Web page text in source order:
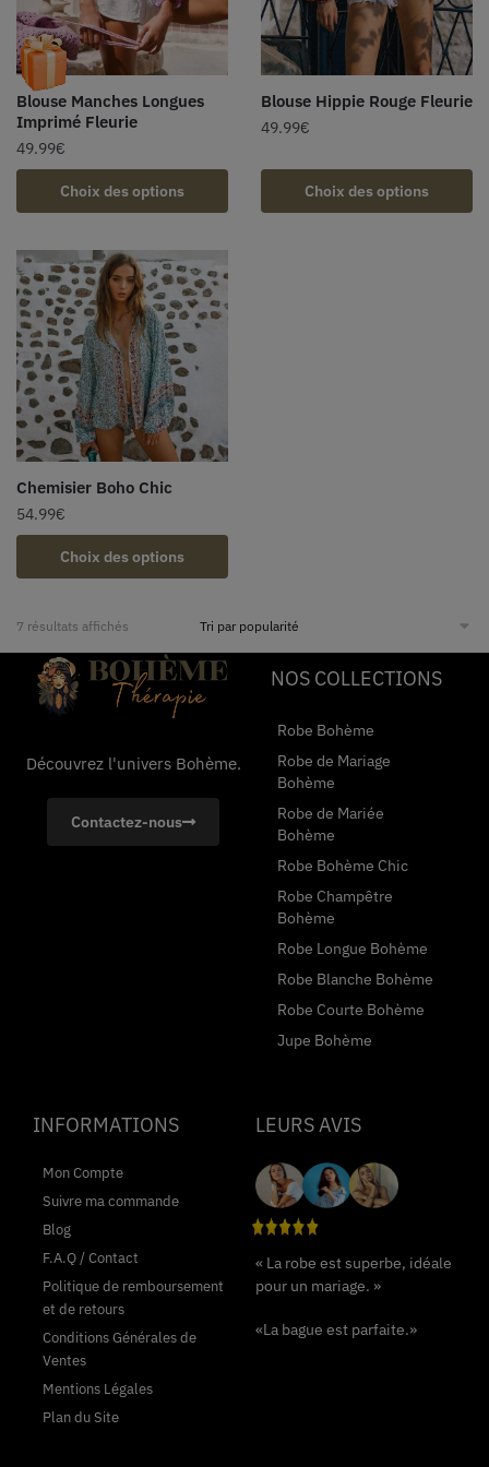
Blouse Manches Longues
Imprimé Fleurie
49.99€
Choix des options
Blouse Hippie Rouge Fleurie
49.99€
Choix des options
Chemisier Boho Chic
54.99€
Choix des options
7 résultats affichés
Découvrez l'univers Bohème.
Contactez-nous
NOS COLLECTIONS
Robe Bohème
Robe de Mariage
Bohème
Robe de Mariée
Bohème
Robe Bohème Chic
Robe Champêtre
Bohème
Robe Longue Bohème
Robe Blanche Bohème
Robe Courte Bohème
Jupe Bohème
INFORMATIONS
Mon Compte
Suivre ma commande
Blog
F.A.Q / Contact
Politique de remboursement
et de retours
Conditions Générales de
Ventes
Mentions Légales
Plan du Site
LEURS AVIS
« La robe est superbe, idéale
pour un mariage. »
«La bague est parfaite.»